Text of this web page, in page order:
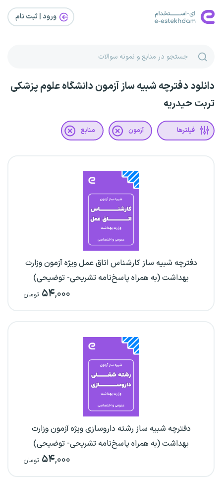
ورود | ثبت‌ نام
دانلود دفترچه شبیه ساز آزمون دانشگاه علوم پزشکی
تربت حیدریه
فیلترها آزمون منابع
دفترچه شبیه ساز کارشناس اتاق عمل ویژه آزمون وزارت
بهداشت (به همراه پاسخ‌نامه تشریحی- توضیحی)
۵۴,۰۰۰ تومان
دفترچه شبیه ساز رشته داروسازی ویژه آزمون وزارت
بهداشت (به همراه پاسخ‌نامه تشریحی- توضیحی)
۵۴,۰۰۰ تومان